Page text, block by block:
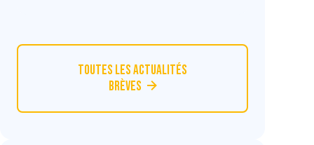
Toutes les actualités
Brèves